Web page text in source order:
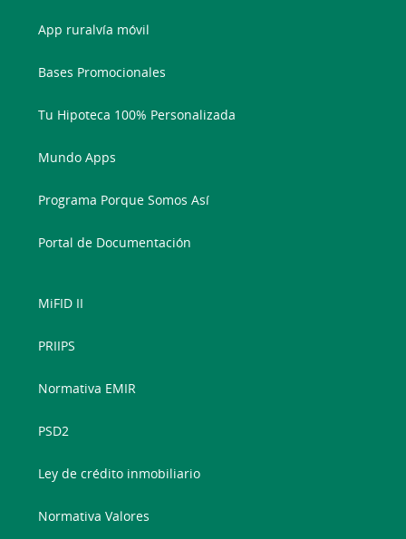
App ruralvía móvil
Bases Promocionales
Tu Hipoteca 100% Personalizada
Mundo Apps
Programa Porque Somos Así
Portal de Documentación
MiFID II
PRIIPS
Normativa EMIR
PSD2
Ley de crédito inmobiliario
Normativa Valores